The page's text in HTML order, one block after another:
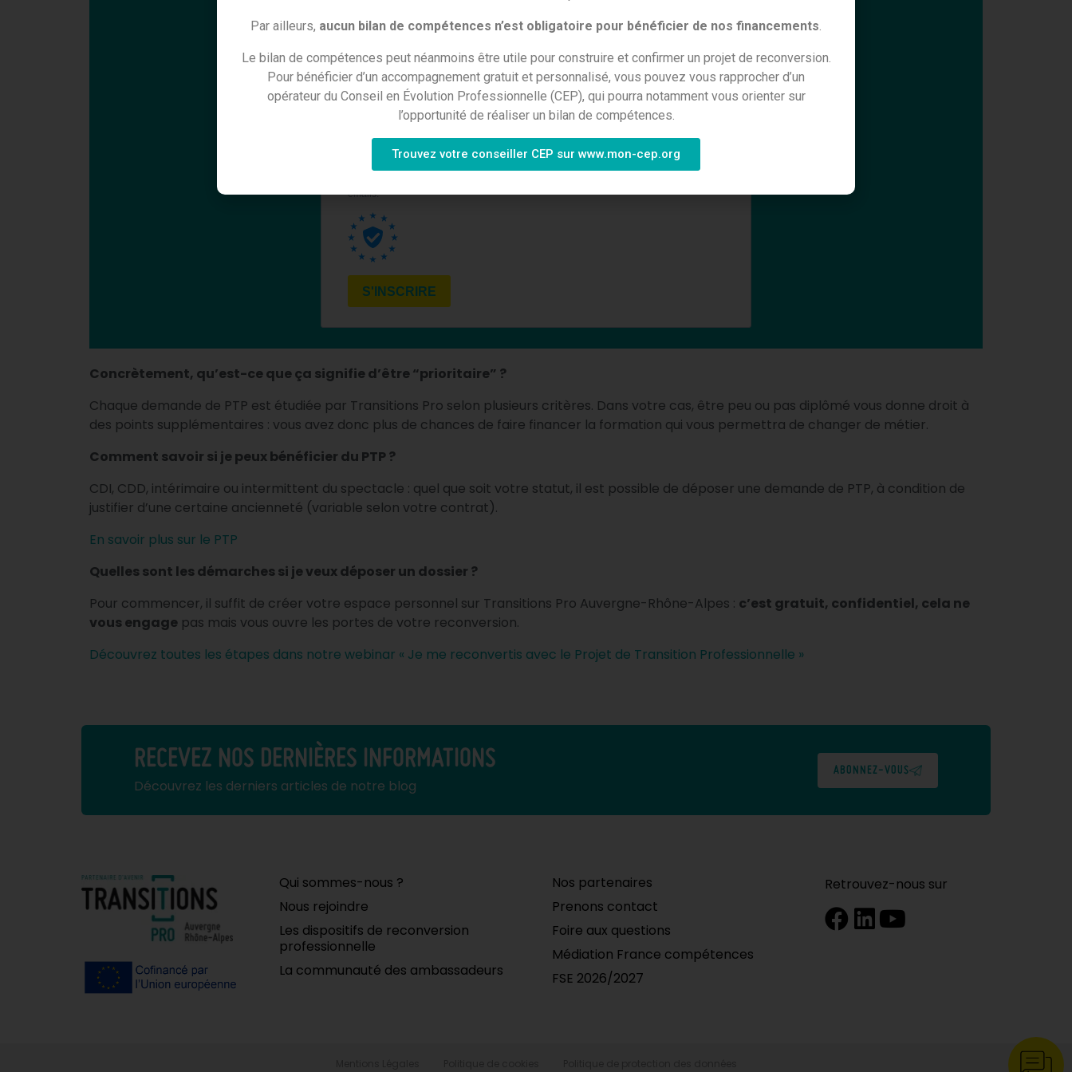
Concrètement, qu’est-ce que ça signifie d’être “prioritaire” ?
Chaque demande de PTP est étudiée par Transitions Pro selon plusieurs critères. Dans votre cas, être peu ou pas diplômé vous donne droit à
des points supplémentaires : vous avez donc plus de chances de faire financer la formation qui vous permettra de changer de métier.
Comment savoir si je peux bénéficier du PTP ?
CDI, CDD, intérimaire ou intermittent du spectacle : quel que soit votre statut, il est possible de déposer une demande de PTP, à condition de
justifier d’une certaine ancienneté (variable selon votre contrat).
En savoir plus sur le PTP
Quelles sont les démarches si je veux déposer un dossier ?
Pour commencer, il suffit de créer votre espace personnel sur Transitions Pro Auvergne-Rhône-Alpes : c’est gratuit, confidentiel, cela ne
vous engage pas mais vous ouvre les portes de votre reconversion.
Découvrez toutes les étapes dans notre webinar « Je me reconvertis avec le Projet de Transition Professionnelle »
RECEVEZ NOS DERNIÈRES INFORMATIONS
Découvrez les derniers articles de notre blog
ABONNEZ-VOUS
Qui sommes-nous ?
Nous rejoindre
Les dispositifs de reconversion
professionnelle
La communauté des ambassadeurs
Nos partenaires
Prenons contact
Foire aux questions
Médiation France compétences
FSE 2026/2027
Retrouvez-nous sur
Par ailleurs, aucun bilan de compétences n’est obligatoire pour bénéficier de nos financements.
Le bilan de compétences peut néanmoins être utile pour construire et confirmer un projet de reconversion.
Pour bénéficier d’un accompagnement gratuit et personnalisé, vous pouvez vous rapprocher d’un
opérateur du Conseil en Évolution Professionnelle (CEP), qui pourra notamment vous orienter sur
l’opportunité de réaliser un bilan de compétences.
Trouvez votre conseiller CEP sur www.mon-cep.org